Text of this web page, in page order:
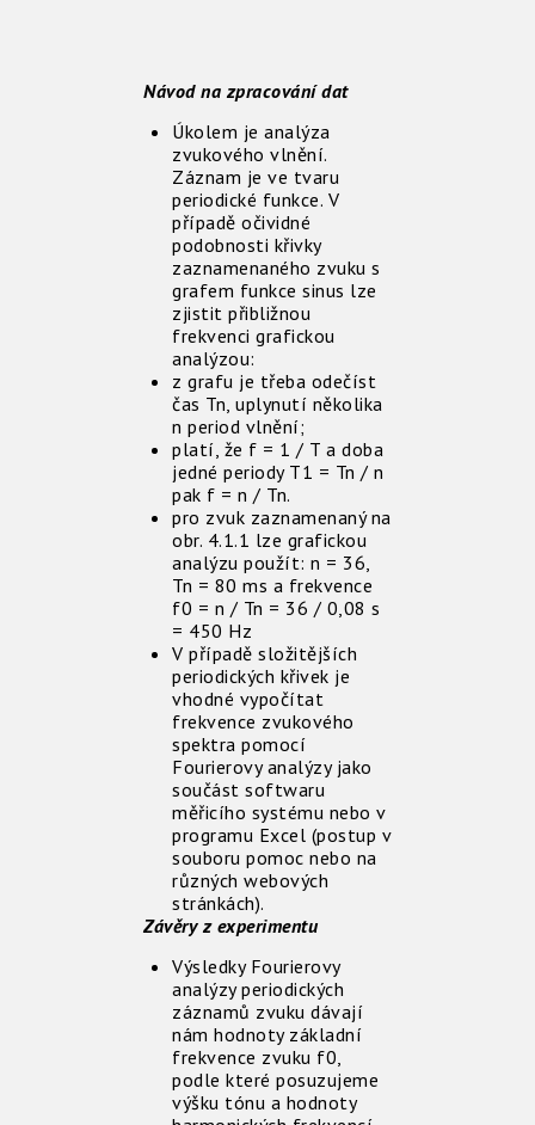
Návod na zpracování dat
Úkolem je analýza
zvukového vlnění.
Záznam je ve tvaru
periodické funkce. V
případě očividné
podobnosti křivky
zaznamenaného zvuku s
grafem funkce sinus lze
zjistit přibližnou
frekvenci grafickou
analýzou:
z grafu je třeba odečíst
čas Tn, uplynutí několika
n period vlnění;
platí, že f = 1 / T a doba
jedné periody T1 = Tn / n
pak f = n / Tn.
pro zvuk zaznamenaný na
obr. 4.1.1 lze grafickou
analýzu použít: n = 36,
Tn = 80 ms a frekvence
f0 = n / Tn = 36 / 0,08 s
= 450 Hz
V případě složitějších
periodických křivek je
vhodné vypočítat
frekvence zvukového
spektra pomocí
Fourierovy analýzy jako
součást softwaru
měřicího systému nebo v
programu Excel (postup v
souboru pomoc nebo na
různých webových
stránkách).
Závěry z experimentu
Výsledky Fourierovy
analýzy periodických
záznamů zvuku dávají
nám hodnoty základní
frekvence zvuku f0,
podle které posuzujeme
výšku tónu a hodnoty